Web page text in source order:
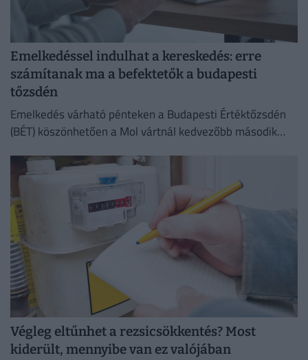
Emelkedéssel indulhat a kereskedés: erre
számítanak ma a befektetők a budapesti
tőzsdén
Emelkedés várható pénteken a Budapesti Értéktőzsdén
(BÉT) köszönhetően a Mol vártnál kedvezőbb második
elemzője szerint.
Végleg eltűnhet a rezsicsökkentés? Most
kiderült, mennyibe van ez valójában